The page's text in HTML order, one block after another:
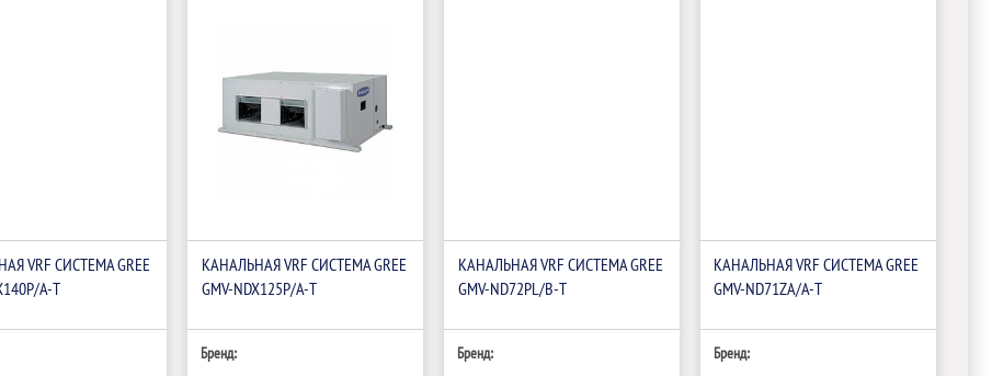
VRF СИСТЕМА GREE
A-T
КАНАЛЬНАЯ VRF СИСТЕМА GREE
GMV-NDX125P/A-T
Бренд:
КАНАЛЬНАЯ VRF СИСТЕМА GREE
GMV-ND72PL/B-T
Бренд:
КАНАЛЬНАЯ VRF СИСТЕМА GREE
GMV-ND71ZA/A-T
Бренд: